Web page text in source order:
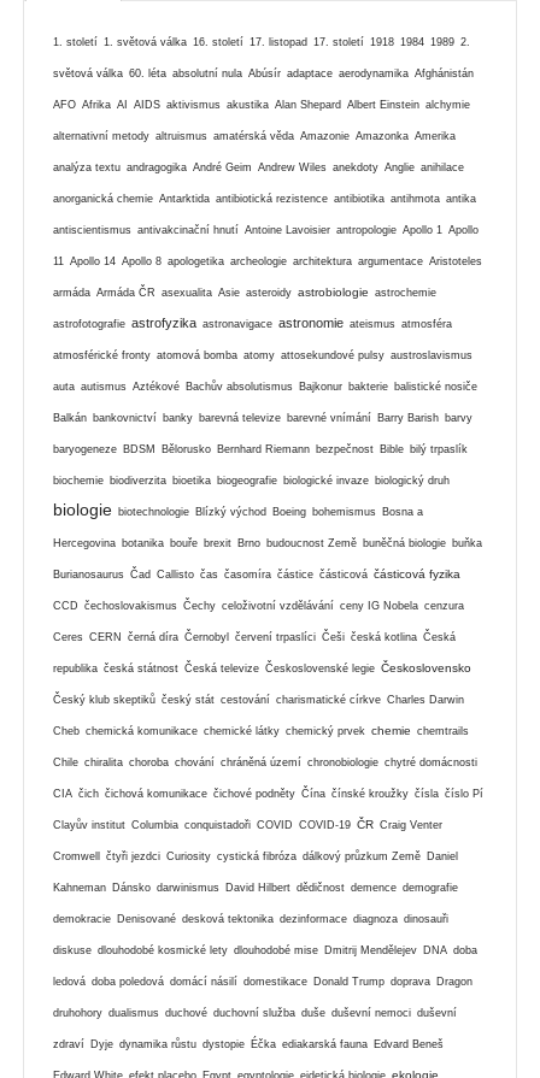
1. století 1. světová válka 16. století 17. listopad 17. století 1918 1984 1989 2.
světová válka 60. léta absolutní nula Abúsír adaptace aerodynamika Afghánistán
AFO Afrika AI AIDS aktivismus akustika Alan Shepard Albert Einstein alchymie
alternativní metody altruismus amatérská věda Amazonie Amazonka Amerika
analýza textu andragogika André Geim Andrew Wiles anekdoty Anglie anihilace
anorganická chemie Antarktida antibiotická rezistence antibiotika antihmota antika
antiscientismus antivakcinační hnutí Antoine Lavoisier antropologie Apollo 1 Apollo
11 Apollo 14 Apollo 8 apologetika archeologie architektura argumentace Aristoteles
armáda Armáda ČR asexualita Asie asteroidy astrobiologie astrochemie
astrofotografie astrofyzika astronavigace astronomie ateismus atmosféra
atmosférické fronty atomová bomba atomy attosekundové pulsy austroslavismus
auta autismus Aztékové Bachův absolutismus Bajkonur bakterie balistické nosiče
Balkán bankovnictví banky barevná televize barevné vnímání Barry Barish barvy
baryogeneze BDSM Bělorusko Bernhard Riemann bezpečnost Bible bilý trpaslík
biochemie biodiverzita bioetika biogeografie biologické invaze biologický druh
biologie biotechnologie Blízký východ Boeing bohemismus Bosna a
Hercegovina botanika bouře brexit Brno budoucnost Země buněčná biologie buňka
Burianosaurus Čad Callisto čas časomíra částice částicová částicová fyzika
CCD čechoslovakismus Čechy celoživotní vzdělávání ceny IG Nobela cenzura
Ceres CERN černá díra Černobyl červení trpaslíci Češi česká kotlina Česká
republika česká státnost Česká televize Československé legie Československo
Český klub skeptiků český stát cestování charismatické církve Charles Darwin
Cheb chemická komunikace chemické látky chemický prvek chemie chemtrails
Chile chiralita choroba chování chráněná území chronobiologie chytré domácnosti
CIA čich čichová komunikace čichové podněty Čína čínské kroužky čísla číslo Pí
Clayův institut Columbia conquistadoři COVID COVID-19 ČR Craig Venter
Cromwell čtyři jezdci Curiosity cystická fibróza dálkový průzkum Země Daniel
Kahneman Dánsko darwinismus David Hilbert dědičnost demence demografie
demokracie Denisované desková tektonika dezinformace diagnoza dinosauři
diskuse dlouhodobé kosmické lety dlouhodobé mise Dmitrij Mendělejev DNA doba
ledová doba poledová domácí násilí domestikace Donald Trump doprava Dragon
druhohory dualismus duchové duchovní služba duše duševní nemoci duševní
zdraví Dyje dynamika růstu dystopie Éčka ediakarská fauna Edvard Beneš
Edward White efekt placebo Egypt egyptologie eidetická biologie ekologie